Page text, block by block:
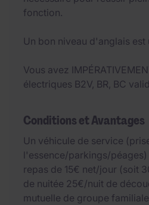
fonction.
Un bon niveau d'anglais est
Vous avez
électriques B2V, BR, BC
Conditions et Avantages
Un véhicule de service
l'essence/parkings/
repas de 15€ net/jour (soit
de nuitée 25€/nuit de
mutuelle de groupe familiale